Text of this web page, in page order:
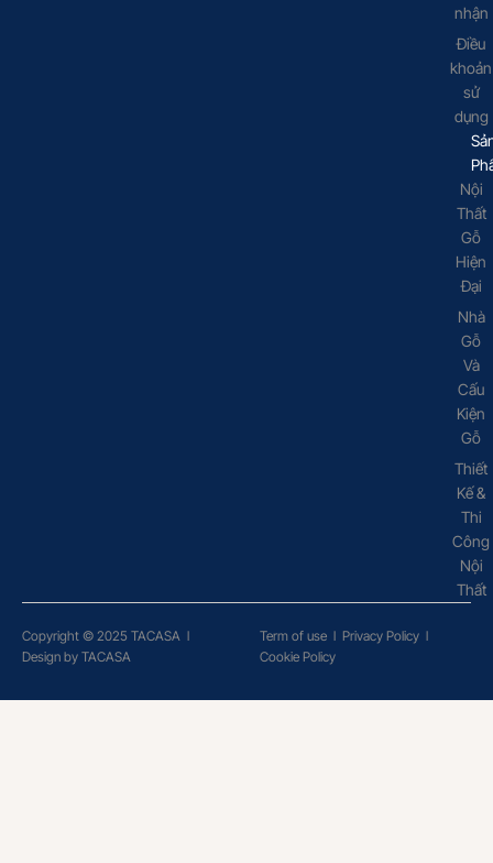
nhận
Điều
khoản
sử
dụng
Nội
Thất
Gỗ
Hiện
Đại
Nhà
Gỗ
Và
Cấu
Kiện
Gỗ
Thiết
Kế &
Thi
Công
Nội
Thất
Copyright © 2025 TACASA l
Design by TACASA
Term of use l Privacy Policy l
Cookie Policy